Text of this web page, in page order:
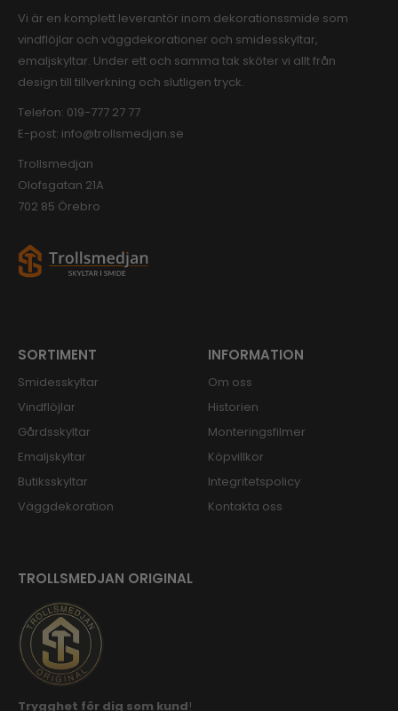
Vi är en komplett leverantör inom dekorationssmide som
vindflöjlar och väggdekorationer och smidesskyltar,
emaljskyltar. Under ett och samma tak sköter vi allt från
design till tillverkning och slutligen tryck.
Telefon: 019-777 27 77
E-post: info@trollsmedjan.se
Trollsmedjan
Olofsgatan 21A
702 85 Örebro
SORTIMENT
Smidesskyltar
Vindflöjlar
Gårdsskyltar
Emaljskyltar
Butiksskyltar
Väggdekoration
INFORMATION
Om oss
Historien
Monteringsfilmer
Köpvillkor
Integritetspolicy
Kontakta oss
TROLLSMEDJAN ORIGINAL
Trygghet för dig som kund!